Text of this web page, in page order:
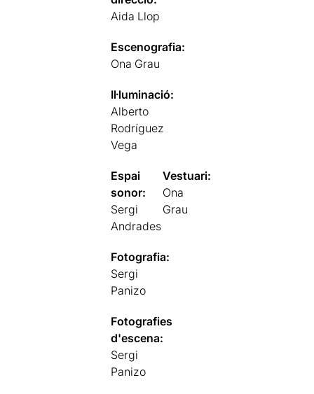
Aida Llop
Escenografia:
Ona Grau
Il·luminació:
Alberto
Rodríguez
Vega
Espai
sonor:
Sergi
Andrades
Vestuari:
Ona
Grau
Fotografia:
Sergi
Panizo
Fotografies
d'escena:
Sergi
Panizo